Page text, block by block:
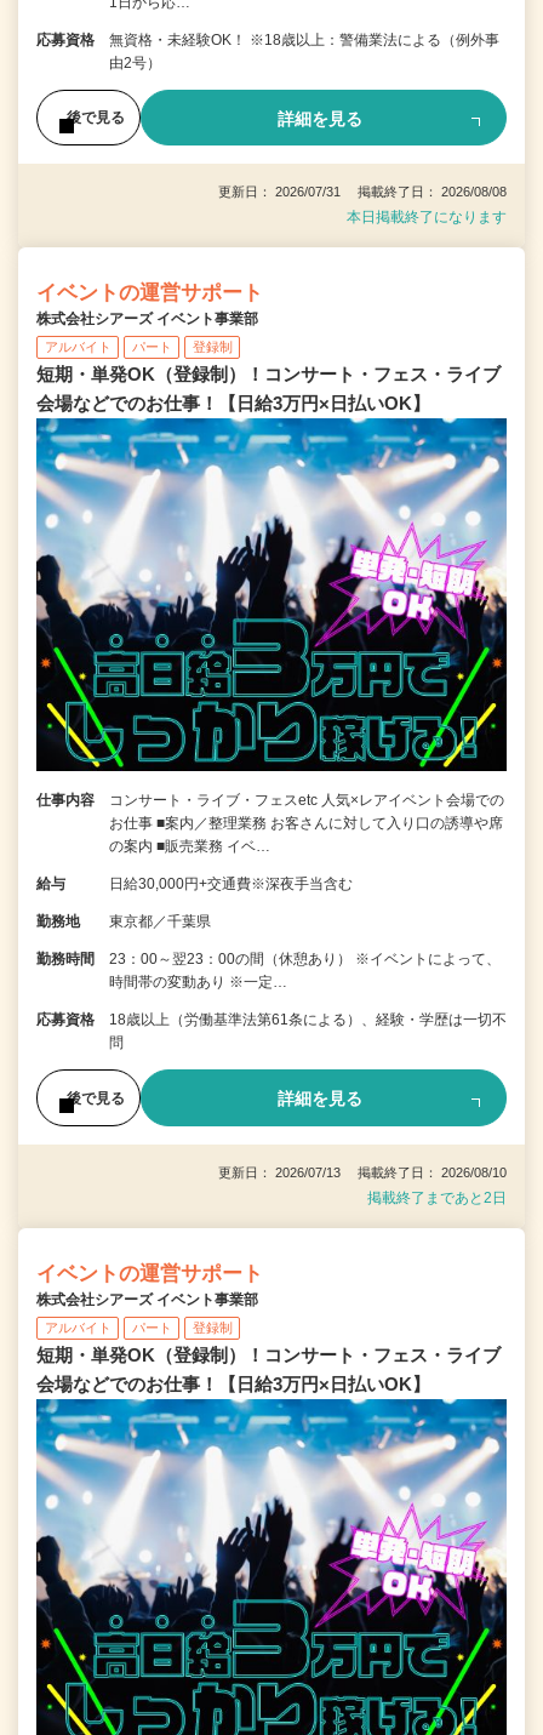
応募資格
無資格・未経験OK！ ※18歳以上：警備業法による（例外事
由2号）
後で見る 詳細を見る
更新日： 2026/07/31 掲載終了日： 2026/08/08
本日掲載終了になります
イベントの運営サポート
株式会社シアーズ イベント事業部
アルバイト パート 登録制
短期・単発OK（登録制）！コンサート・フェス・ライブ
会場などでのお仕事！【日給3万円×日払いOK】
仕事内容
コンサート・ライブ・フェスetc 人気×レアイベント会場での
お仕事 ■案内／整理業務 お客さんに対して入り口の誘導や席
の案内 ■販売業務 イベ…
給与 日給30,000円+交通費※深夜手当含む
勤務地 東京都／千葉県
勤務時間
23：00～翌23：00の間（休憩あり） ※イベントによって、
時間帯の変動あり ※一定…
応募資格
18歳以上（労働基準法第61条による）、経験・学歴は一切不
問
後で見る 詳細を見る
更新日： 2026/07/13 掲載終了日： 2026/08/10
掲載終了まであと2日
イベントの運営サポート
株式会社シアーズ イベント事業部
アルバイト パート 登録制
短期・単発OK（登録制）！コンサート・フェス・ライブ
会場などでのお仕事！【日給3万円×日払いOK】